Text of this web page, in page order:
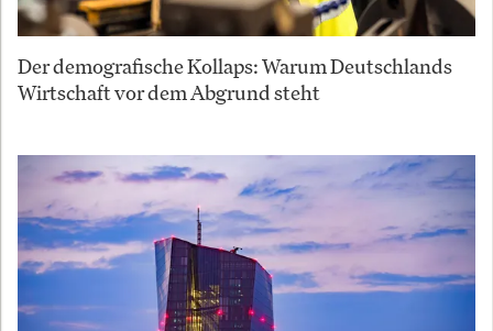
Der demografische Kollaps: Warum Deutschlands
Wirtschaft vor dem Abgrund steht